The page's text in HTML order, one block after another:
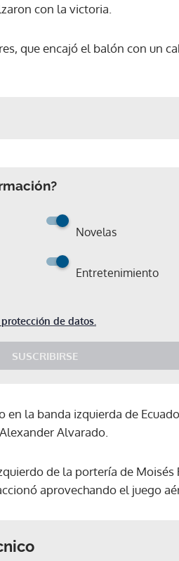
con la victoria.
que encajó el balón con un
Novelas
Entretenimiento
de datos.
SUSCRIBIRSE
en la banda izquierda de
Alvarado.
de la portería de Moisés
aprovechando el juego